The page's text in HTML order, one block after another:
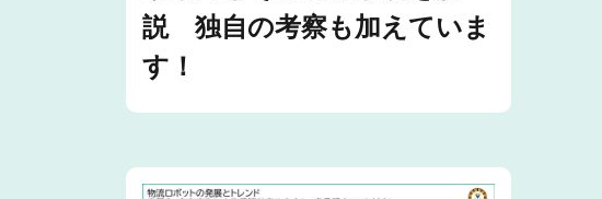
説 独自の考察も加えていま
す！